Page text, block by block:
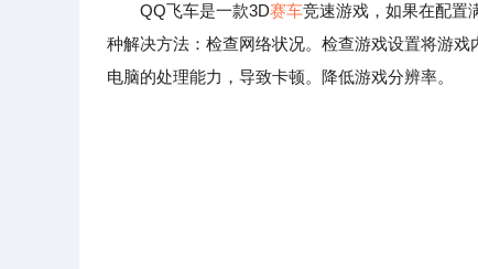
QQ飞车是一款3D赛车竞速游戏，如果在配置
种解决方法：检查网络状况。检查游戏设置将游
电脑的处理能力，导致卡顿。降低游戏分辨率。